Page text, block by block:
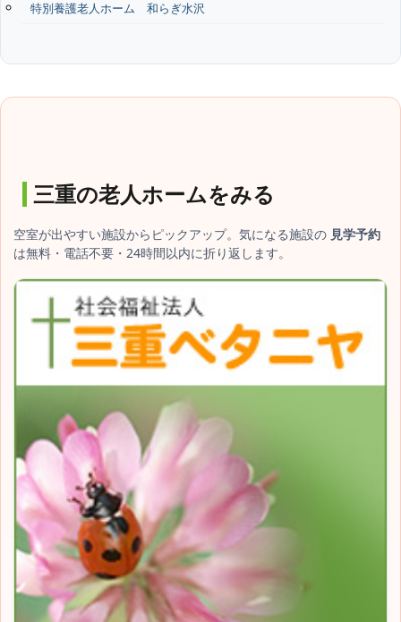
特別養護老人ホーム 和らぎ水沢
三重の老人ホームをみる
空室が出やすい施設からピックアップ。気になる施設の 見学予約
は無料・電話不要・24時間以内に折り返します。